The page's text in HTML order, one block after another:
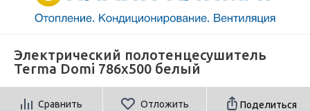
Электрический полотенцесушитель
Terma Domi 786x500 белый
Сравнить Отложить Поделиться